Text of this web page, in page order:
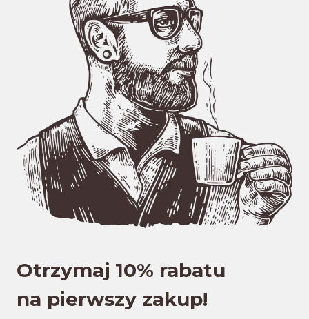
Otrzymaj 10% rabatu
na pierwszy zakup!